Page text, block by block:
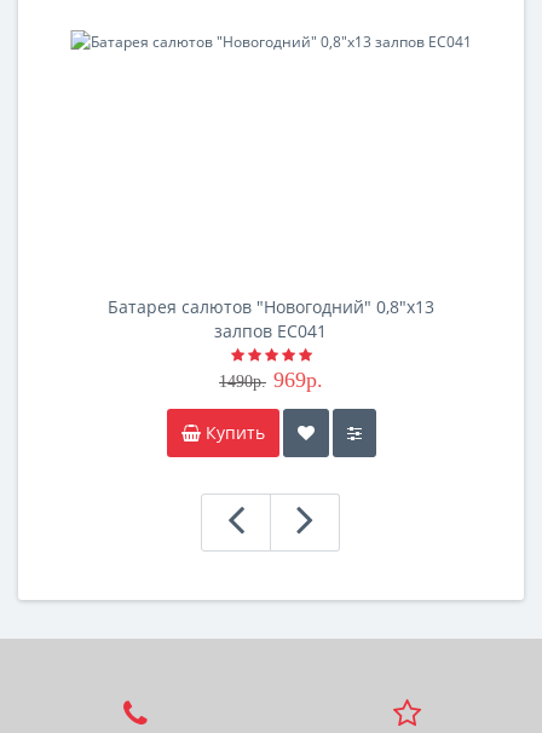
Батарея салютов "Новогодний" 0,8"х13
залпов EC041
1490р. 969р.
Купить